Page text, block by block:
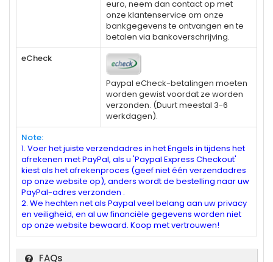
euro, neem dan contact op met
onze klantenservice om onze
bankgegevens te ontvangen en te
betalen via bankoverschrijving.
eCheck
Paypal eCheck-betalingen moeten
worden gewist voordat ze worden
verzonden. (Duurt meestal 3-6
werkdagen).
Note:
1. Voer het juiste verzendadres in het Engels in tijdens het
afrekenen met PayPal, als u 'Paypal Express Checkout'
kiest als het afrekenproces (geef niet één verzendadres
op onze website op), anders wordt de bestelling naar uw
PayPal-adres verzonden .
2. We hechten net als Paypal veel belang aan uw privacy
en veiligheid, en al uw financiële gegevens worden niet
op onze website bewaard. Koop met vertrouwen!
FAQs